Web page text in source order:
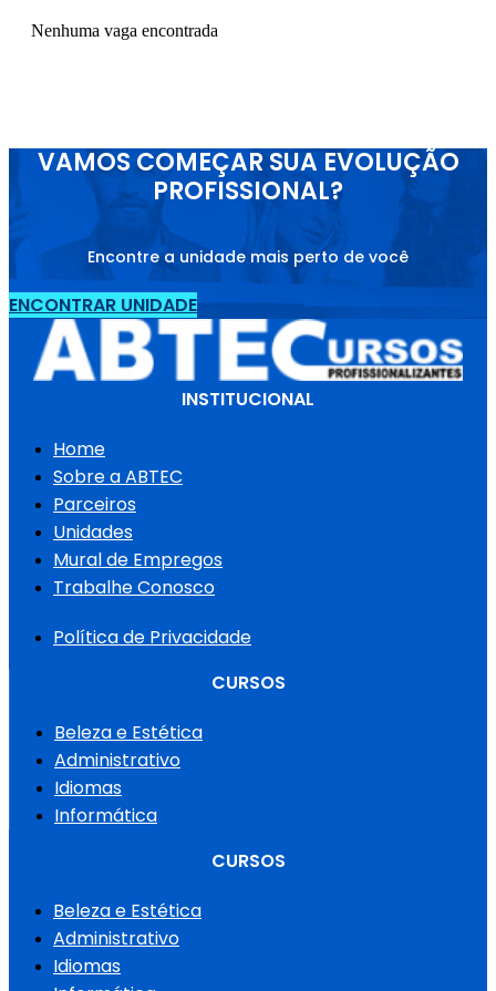
Nenhuma vaga encontrada
VAMOS COMEÇAR SUA EVOLUÇÃO
PROFISSIONAL?
Encontre a unidade mais perto de você
ENCONTRAR UNIDADE
INSTITUCIONAL
Home
Sobre a ABTEC
Parceiros
Unidades
Mural de Empregos
Trabalhe Conosco
Política de Privacidade
CURSOS
Beleza e Estética
Administrativo
Idiomas
Informática
CURSOS
Beleza e Estética
Administrativo
Idiomas